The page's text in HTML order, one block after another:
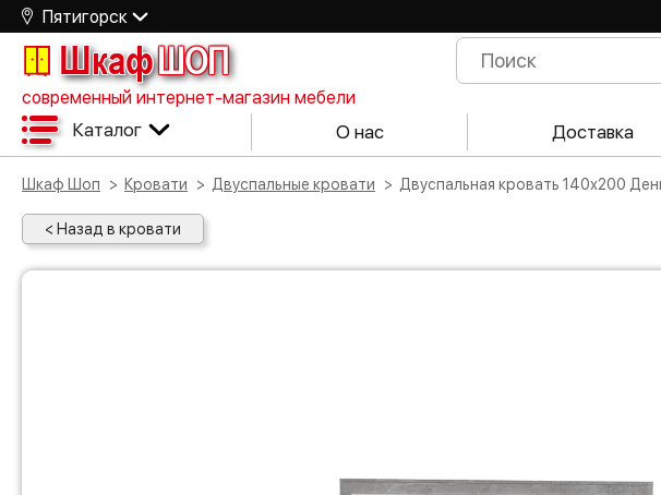
Пятигорск
ШкафШОП
современный интернет-магазин мебели
Каталог О нас Доставка
Шкаф Шоп Кровати Двуспальные кровати Двуспальная кровать 140х200
< Назад в кровати